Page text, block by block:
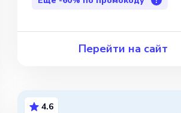
Перейти на сайт
4.6